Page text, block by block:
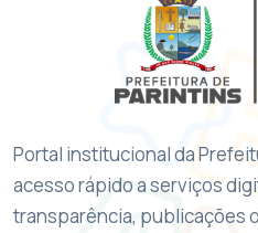
Portal institucional da
acesso rápido a serviços
transparência, publicações